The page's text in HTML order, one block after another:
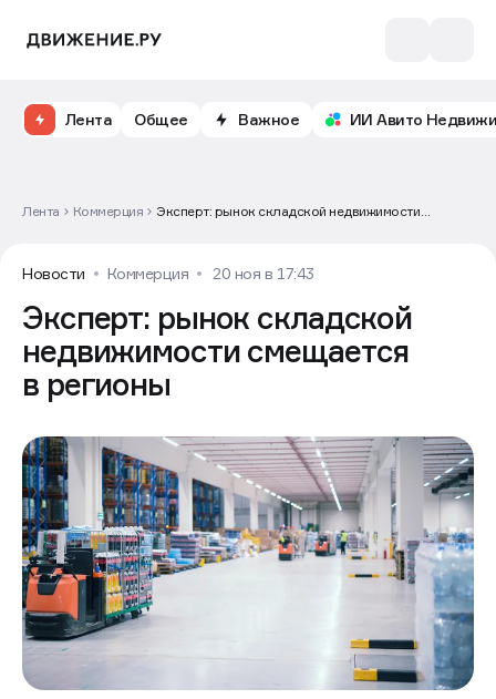
Лента Общее Важное ИИ Авито
Лента Коммерция
Эксперт: рынок складской недвижимости
Новости Коммерция 20 ноя в 17:43
Эксперт: рынок складской
недвижимости смещается
в регионы